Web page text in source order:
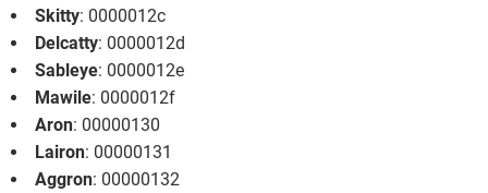
Skitty: 0000012c
Delcatty: 0000012d
Sableye: 0000012e
Mawile: 0000012f
Aron: 00000130
Lairon: 00000131
Aggron: 00000132